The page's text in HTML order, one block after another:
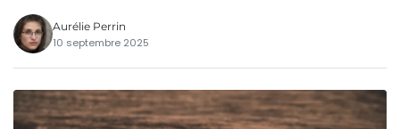
Aurélie Perrin
10 septembre 2025